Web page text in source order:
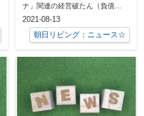
ナ」関連の経営破たん（負債
1000万円以上）が全国で累計
1816件...
2021-08-13
朝日リビング：ニュース☆